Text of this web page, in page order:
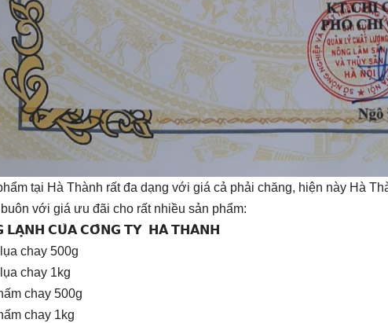
tại Hà Thành rất đa dạng với giá cả phải chăng, hiện này Hà
với giá ưu đãi cho rất nhiều sản phẩm:
𝗟𝗔̣𝗡𝗛 𝗖𝗨̉𝗔 𝗖𝗢̂𝗡𝗚 𝗧𝗬 𝗛𝗔̀ 𝗧𝗛𝗔̀𝗡𝗛
chay 500g
chay 1kg
chay 500g
chay 1kg